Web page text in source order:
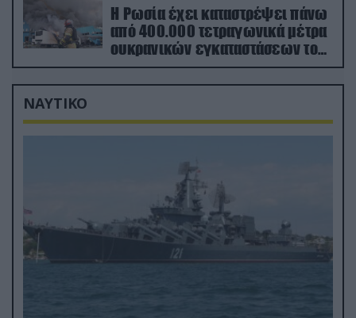
Η Ρωσία έχει καταστρέψει πάνω
από 400.000 τετραγωνικά μέτρα
ουκρανικών εγκαταστάσεων τον
Ιούλιο
ΝΑΥΤΙΚΟ